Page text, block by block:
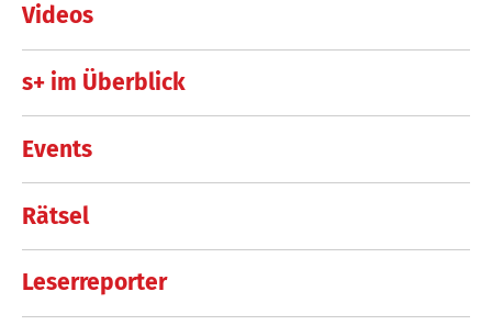
Videos
s+ im Überblick
Events
Rätsel
Leserreporter